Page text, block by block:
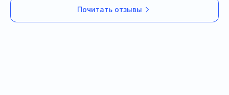
Почитать отзывы